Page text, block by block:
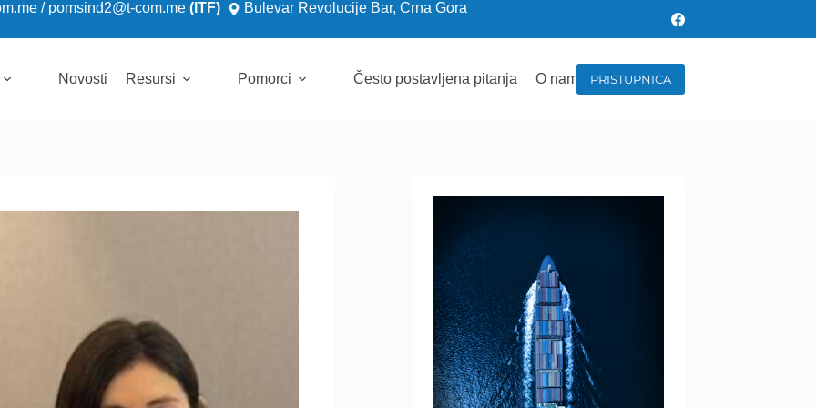
/ pomsind2@t-com.me (ITF) Bulevar Revolucije Bar, Crna Gora
Novosti Resursi Pomorci Često postavljena pitanja O nama PRISTUPNICA